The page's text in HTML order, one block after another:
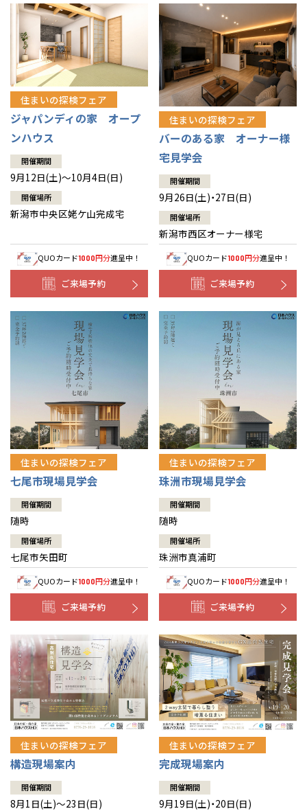
住まいの探検フェア
ジャパンディの家 オープ
ンハウス
開催期間
9月12日(土)～10月4日(日)
開催場所
新潟市中央区姥ケ山完成宅
QUOカード1000円分進呈中！
ご来場予約
住まいの探検フェア
バーのある家 オーナー様
宅見学会
開催期間
9月26日(土)・27日(日)
開催場所
新潟市西区オーナー様宅
QUOカード1000円分進呈中！
ご来場予約
住まいの探検フェア
七尾市現場見学会
開催期間
随時
開催場所
七尾市矢田町
QUOカード1000円分進呈中！
ご来場予約
住まいの探検フェア
珠洲市現場見学会
開催期間
随時
開催場所
珠洲市真浦町
QUOカード1000円分進呈中！
ご来場予約
住まいの探検フェア
構造現場案内
開催期間
8月1日(土)～23日(日)
住まいの探検フェア
完成現場案内
開催期間
9月19日(土)・20日(日)